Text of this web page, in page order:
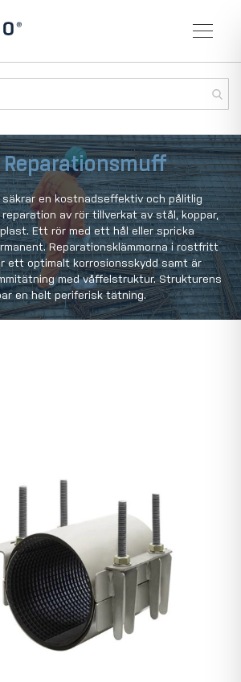
Reparationsmuff
säkrar en kostnadseffektiv och pålitlig
av rör tillverkat av stål, koppar,
Ett rör med ett hål eller spricka
Reparationsklämmorna i rostfritt
ett optimalt korrosionsskydd samt är
med våffelstruktur. Strukturens
en helt periferisk tätning.